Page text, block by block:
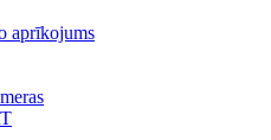
aprīkojums